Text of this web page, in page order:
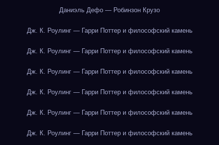
Даниэль Дефо — Робинзон Крузо
Дж. К. Роулинг — Гарри Поттер и философский камень
Дж. К. Роулинг — Гарри Поттер и философский камень
Дж. К. Роулинг — Гарри Поттер и философский камень
Дж. К. Роулинг — Гарри Поттер и философский камень
Дж. К. Роулинг — Гарри Поттер и философский камень
Дж. К. Роулинг — Гарри Поттер и философский камень